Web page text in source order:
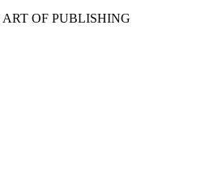
OF PUBLISHING